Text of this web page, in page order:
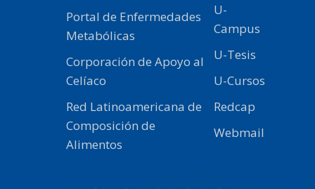
Portal de Enfermedades
Metabólicas
Corporación de Apoyo al
Celíaco
Red Latinoamericana de
Composición de
Alimentos
U-
Campus
U-Tesis
U-Cursos
Redcap
Webmail